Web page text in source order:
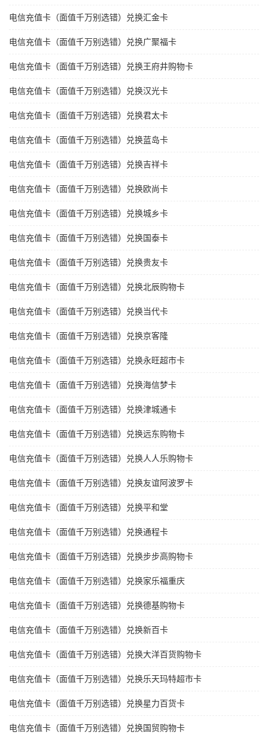
电信充值卡（面值千万别选错）兑换汇金卡
电信充值卡（面值千万别选错）兑换广聚福卡
电信充值卡（面值千万别选错）兑换王府井购物卡
电信充值卡（面值千万别选错）兑换汉光卡
电信充值卡（面值千万别选错）兑换君太卡
电信充值卡（面值千万别选错）兑换蓝岛卡
电信充值卡（面值千万别选错）兑换吉祥卡
电信充值卡（面值千万别选错）兑换欧尚卡
电信充值卡（面值千万别选错）兑换城乡卡
电信充值卡（面值千万别选错）兑换国泰卡
电信充值卡（面值千万别选错）兑换贵友卡
电信充值卡（面值千万别选错）兑换北辰购物卡
电信充值卡（面值千万别选错）兑换当代卡
电信充值卡（面值千万别选错）兑换京客隆
电信充值卡（面值千万别选错）兑换永旺超市卡
电信充值卡（面值千万别选错）兑换海信梦卡
电信充值卡（面值千万别选错）兑换津城通卡
电信充值卡（面值千万别选错）兑换远东购物卡
电信充值卡（面值千万别选错）兑换人人乐购物卡
电信充值卡（面值千万别选错）兑换友谊阿波罗卡
电信充值卡（面值千万别选错）兑换平和堂
电信充值卡（面值千万别选错）兑换通程卡
电信充值卡（面值千万别选错）兑换步步高购物卡
电信充值卡（面值千万别选错）兑换家乐福重庆
电信充值卡（面值千万别选错）兑换德基购物卡
电信充值卡（面值千万别选错）兑换新百卡
电信充值卡（面值千万别选错）兑换大洋百货购物卡
电信充值卡（面值千万别选错）兑换乐天玛特超市卡
电信充值卡（面值千万别选错）兑换星力百货卡
电信充值卡（面值千万别选错）兑换国贸购物卡